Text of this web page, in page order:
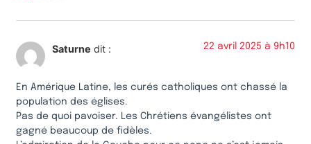
Saturne dit : 22 avril 2025 à 9h10
En Amérique Latine, les curés catholiques ont chassé la
population des églises.
Pas de quoi pavoiser. Les Chrétiens évangélistes ont
gagné beaucoup de fidèles.